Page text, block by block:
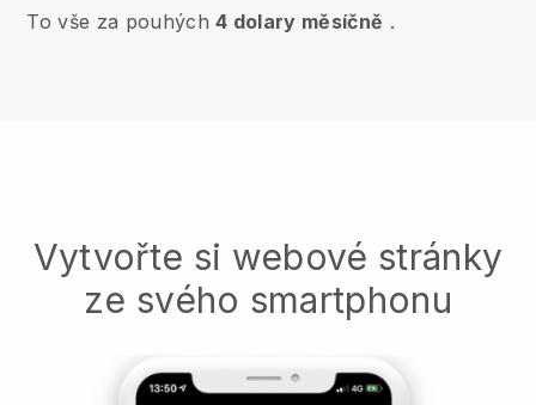
To vše za pouhých4 dolary měsíčně .
Vytvořte si webové stránky
ze svého smartphonu